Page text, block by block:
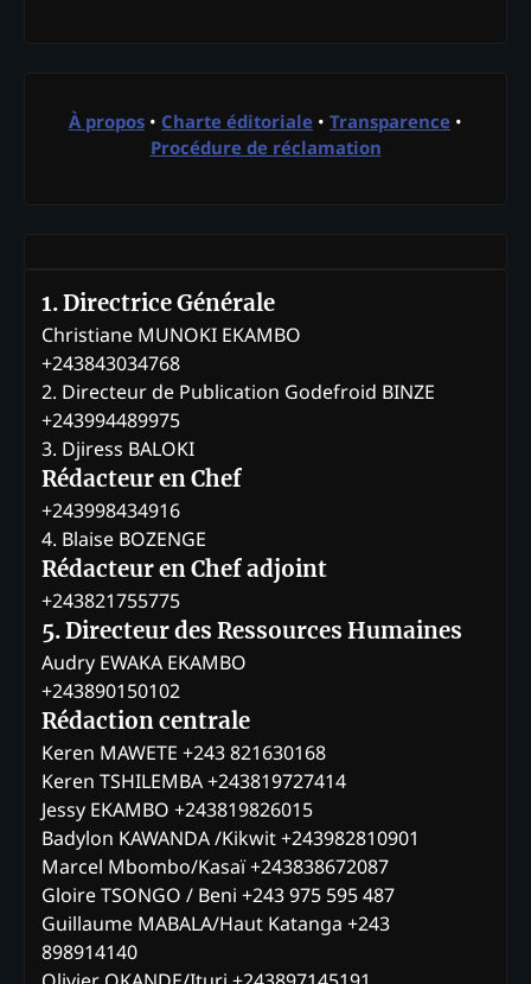
À propos • Charte éditoriale • Transparence •
Procédure de réclamation
1. Directrice Générale
Christiane MUNOKI EKAMBO
+243843034768
2. Directeur de Publication Godefroid BINZE
+243994489975
3. Djiress BALOKI
Rédacteur en Chef
+243998434916
4. Blaise BOZENGE
Rédacteur en Chef adjoint
+243821755775
5. Directeur des Ressources Humaines
Audry EWAKA EKAMBO
+243890150102
Rédaction centrale
Keren MAWETE +243 821630168
Keren TSHILEMBA +243819727414
Jessy EKAMBO +243819826015
Badylon KAWANDA /Kikwit +243982810901
Marcel Mbombo/Kasaï +243838672087
Gloire TSONGO / Beni +243 975 595 487
Guillaume MABALA/Haut Katanga +243
898914140